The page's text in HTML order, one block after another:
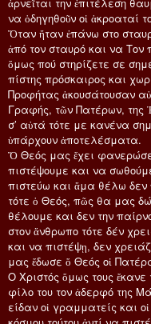
να ὁδηγηθοῦν οἱ ἀκροαταί
Ὅταν ἥταν ἐπάνω στο
ἀπό τον σταυρό και να Τον
ὅμως πού στηρίζετε σε
πίστης πρόσκαιρος και
Προφήτας ἀκουσάτουσαν
Γραφής, τῶν Πατέρων, της
σ’ αὐτά τότε με κανένα
ὑπάρχουν ἀποτελέσματα.
Ὅ Θεός μας ἔχει
πιστέψουμε και να
πιστεύω και ἅμα θέλω δεν
τότε ὀ Θεός, πῶς θα μας
θέλουμε και δεν την
στον ἄνθρωπο τότε δέν
και να πιστέψῃ, δεν
μας ἔδωσε ὅ Θεός οἱ
Ο Χριστός ὅμως τους ἔκανε
φίλο του τον ἀδερφό της
είδαν οἱ γραμματείς και